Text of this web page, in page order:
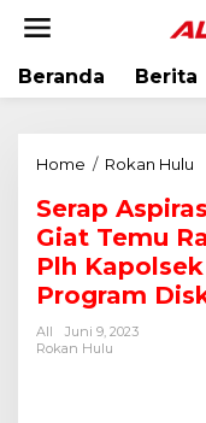
Beranda Berita
Home / Rokan Hulu
r
a
p
A
s
Serap
Giat Temu
Plh
Program
All
Juni 9, 2023
Rokan Hulu